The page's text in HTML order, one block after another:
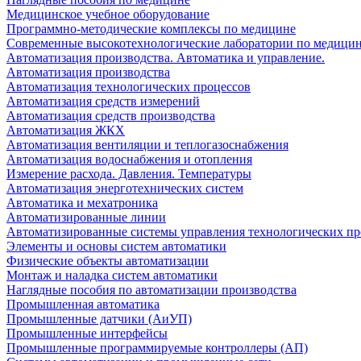
Медицинское учебное оборудование
Программно-методические комплексы по медицине
Современные высокотехнологические лаборатории по
Автоматизация производства. Автоматика и управление.
Автоматизация производства
Автоматизация технологических процессов
Автоматизация средств измерений
Автоматизация средств производства
Автоматизация ЖКХ
Автоматизация вентиляции и теплогазоснабжения
Автоматизация водоснабжения и отопления
Измерение расхода. Давления. Температуры
Автоматизация энерготехнических систем
Автоматика и мехатроника
Автоматизированные линии
Автоматизированные системы управления технологических
Элементы и основы систем автоматики
Физические объекты автоматизации
Монтаж и наладка систем автоматики
Наглядные пособия по автоматизации производства
Промышленная автоматика
Промышленные датчики (АиУП)
Промышленные интерфейсы
Промышленные программируемые контроллеры (АП)